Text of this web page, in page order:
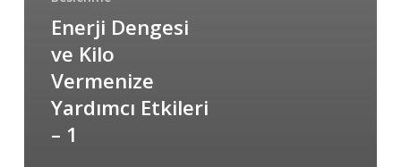
Enerji Dengesi
ve Kilo
Vermenize
Yardımcı Etkileri
– 1